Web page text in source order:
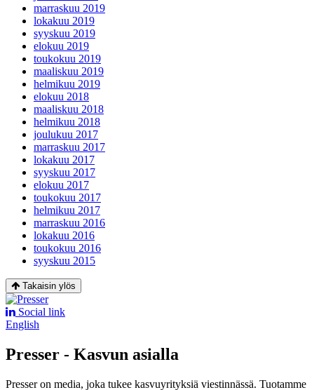
marraskuu 2019
lokakuu 2019
syyskuu 2019
elokuu 2019
toukokuu 2019
maaliskuu 2019
helmikuu 2019
elokuu 2018
maaliskuu 2018
helmikuu 2018
joulukuu 2017
marraskuu 2017
lokakuu 2017
syyskuu 2017
elokuu 2017
toukokuu 2017
helmikuu 2017
marraskuu 2016
lokakuu 2016
toukokuu 2016
syyskuu 2015
Takaisin ylös
Social link
English
Presser - Kasvun asialla
Presser on media, joka tukee kasvuyrityksiä viestinnässä. Tuotamme